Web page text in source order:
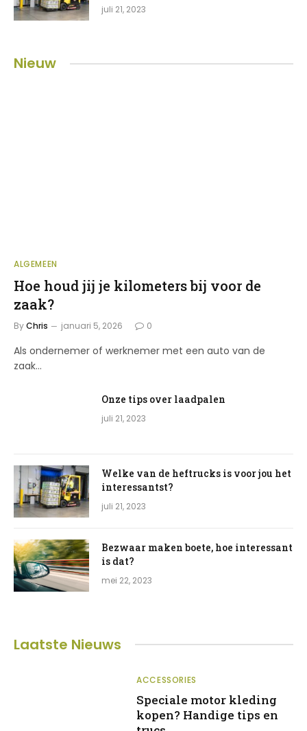
juli 21, 2023
Nieuw
ALGEMEEN
Hoe houd jij je kilometers bij voor de
zaak?
ByChris januari 5, 2026 0
Als ondernemer of werknemer met een auto van de
zaak…
Onze tips over laadpalen
juli 21, 2023
Welke van de heftrucks is voor jou het
interessantst?
juli 21, 2023
Bezwaar maken boete, hoe interessant
is dat?
mei 22, 2023
Laatste Nieuws
ACCESSORIES
Speciale motor kleding
kopen? Handige tips en